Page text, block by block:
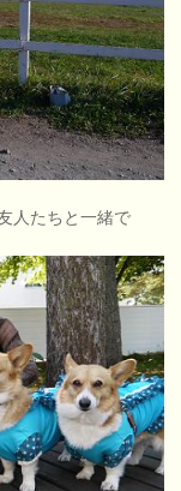
人たちと一緒で